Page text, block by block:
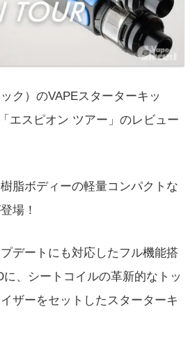
ク）のVAPEスターターキッ
エスピオン ツアー」のレビュー
脂ボディーの軽量コンパクトな
場！
デートにも対応したフル機能搭
、シートコイルの革新的なトッ
ザーをセットしたスターターキ